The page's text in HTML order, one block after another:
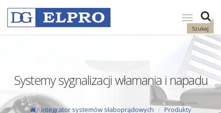
Szukaj
Pokaż
nawigację
Systemy sygnalizacji włamania i napadu
Integrator systemów słaboprądowych
Produkty